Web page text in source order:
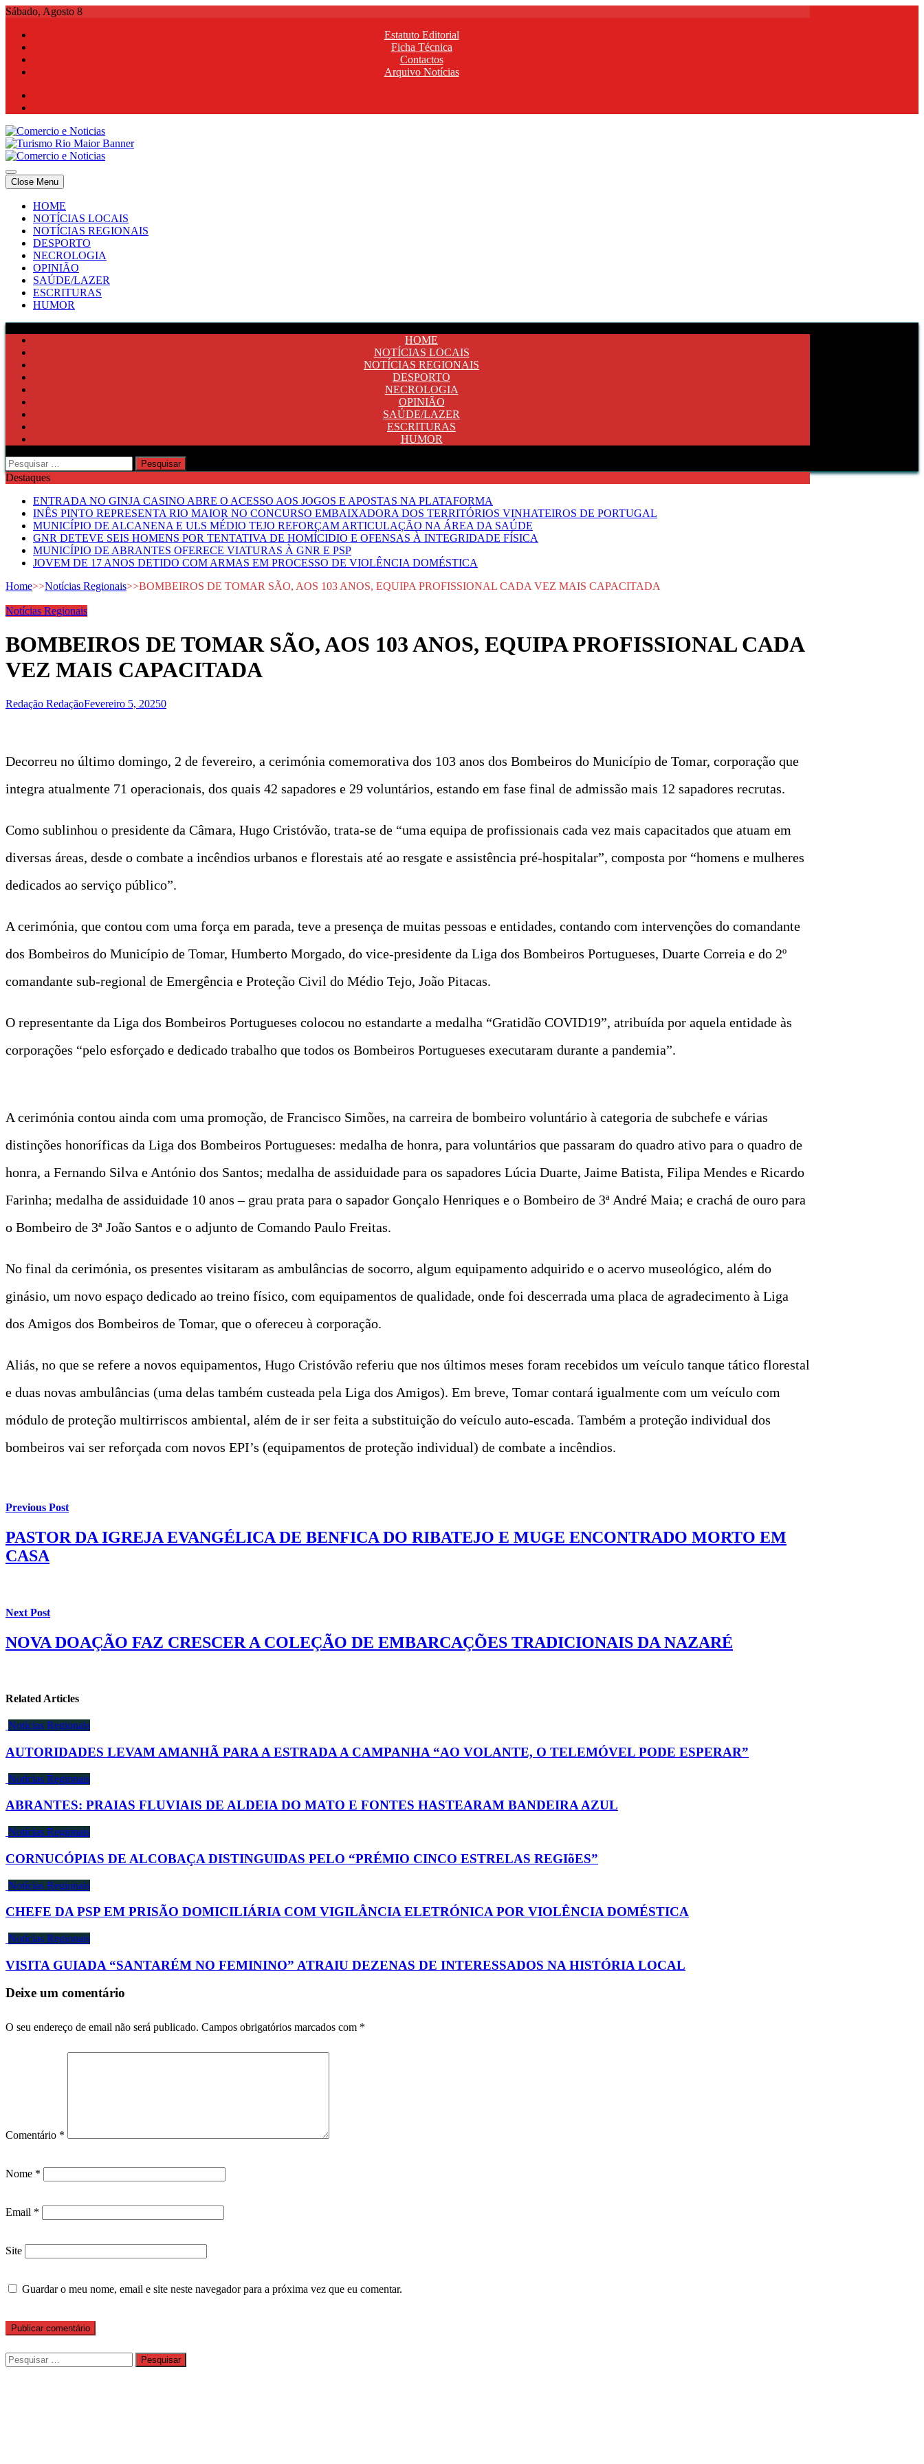
Skip
content
Sábado, Agosto 8
Estatuto Editorial
Ficha Técnica
Contactos
Arquivo Notícias
Comercio e Noticias
Notícias e Publicidade Online
Comercio e Noticias
Notícias e Publicidade Online
Close Menu
HOME
NOTÍCIAS LOCAIS
NOTÍCIAS REGIONAIS
DESPORTO
NECROLOGIA
OPINIÃO
SAÚDE/LAZER
ESCRITURAS
HUMOR
HOME
NOTÍCIAS LOCAIS
NOTÍCIAS REGIONAIS
DESPORTO
NECROLOGIA
OPINIÃO
SAÚDE/LAZER
ESCRITURAS
HUMOR
Pesquisar
por:
Destaques
ENTRADA NO GINJA CASINO ABRE O ACESSO AOS JOGOS E APOSTAS NA PLATAFORMA
INÊS PINTO REPRESENTA RIO MAIOR NO CONCURSO EMBAIXADORA DOS TERRITÓRIOS VINHATEIROS DE PORTUGAL
MUNICÍPIO DE ALCANENA E ULS MÉDIO TEJO REFORÇAM ARTICULAÇÃO NA ÁREA DA SAÚDE
GNR DETEVE SEIS HOMENS POR TENTATIVA DE HOMÍCIDIO E OFENSAS À INTEGRIDADE FÍSICA
MUNICÍPIO DE ABRANTES OFERECE VIATURAS À GNR E PSP
JOVEM DE 17 ANOS DETIDO COM ARMAS EM PROCESSO DE VIOLÊNCIA DOMÉSTICA
Home>>Notícias Regionais>>BOMBEIROS DE TOMAR SÃO, AOS 103 ANOS, EQUIPA PROFISSIONAL CADA VEZ MAIS CAPACITADA
Notícias Regionais
BOMBEIROS DE TOMAR SÃO, AOS 103 ANOS, EQUIPA PROFISSIONAL CADA
VEZ MAIS CAPACITADA
Redação RedaçãoFevereiro 5, 20250
Decorreu no último domingo, 2 de fevereiro, a cerimónia comemorativa dos 103 anos dos Bombeiros do Município de Tomar, corporação que
integra atualmente 71 operacionais, dos quais 42 sapadores e 29 voluntários, estando em fase final de admissão mais 12 sapadores recrutas.
Como sublinhou o presidente da Câmara, Hugo Cristóvão, trata-se de “uma equipa de profissionais cada vez mais capacitados que atuam em
diversas áreas, desde o combate a incêndios urbanos e florestais até ao resgate e assistência pré-hospitalar”, composta por “homens e mulheres
dedicados ao serviço público”.
A cerimónia, que contou com uma força em parada, teve a presença de muitas pessoas e entidades, contando com intervenções do comandante
dos Bombeiros do Município de Tomar, Humberto Morgado, do vice-presidente da Liga dos Bombeiros Portugueses, Duarte Correia e do 2º
comandante sub-regional de Emergência e Proteção Civil do Médio Tejo, João Pitacas.
O representante da Liga dos Bombeiros Portugueses colocou no estandarte a medalha “Gratidão COVID19”, atribuída por aquela entidade às
corporações “pelo esforçado e dedicado trabalho que todos os Bombeiros Portugueses executaram durante a pandemia”.
A cerimónia contou ainda com uma promoção, de Francisco Simões, na carreira de bombeiro voluntário à categoria de subchefe e várias
distinções honoríficas da Liga dos Bombeiros Portugueses: medalha de honra, para voluntários que passaram do quadro ativo para o quadro de
honra, a Fernando Silva e António dos Santos; medalha de assiduidade para os sapadores Lúcia Duarte, Jaime Batista, Filipa Mendes e Ricardo
Farinha; medalha de assiduidade 10 anos – grau prata para o sapador Gonçalo Henriques e o Bombeiro de 3ª André Maia; e crachá de ouro para
o Bombeiro de 3ª João Santos e o adjunto de Comando Paulo Freitas.
No final da cerimónia, os presentes visitaram as ambulâncias de socorro, algum equipamento adquirido e o acervo museológico, além do
ginásio, um novo espaço dedicado ao treino físico, com equipamentos de qualidade, onde foi descerrada uma placa de agradecimento à Liga
dos Amigos dos Bombeiros de Tomar, que o ofereceu à corporação.
Aliás, no que se refere a novos equipamentos, Hugo Cristóvão referiu que nos últimos meses foram recebidos um veículo tanque tático florestal
e duas novas ambulâncias (uma delas também custeada pela Liga dos Amigos). Em breve, Tomar contará igualmente com um veículo com
módulo de proteção multirriscos ambiental, além de ir ser feita a substituição do veículo auto-escada. Também a proteção individual dos
bombeiros vai ser reforçada com novos EPI’s (equipamentos de proteção individual) de combate a incêndios.
Previous Post
PASTOR DA IGREJA EVANGÉLICA DE BENFICA DO RIBATEJO E MUGE ENCONTRADO MORTO EM
CASA
Next Post
NOVA DOAÇÃO FAZ CRESCER A COLEÇÃO DE EMBARCAÇÕES TRADICIONAIS DA NAZARÉ
Related Articles
Notícias Regionais
AUTORIDADES LEVAM AMANHÃ PARA A ESTRADA A CAMPANHA “AO VOLANTE, O TELEMÓVEL PODE ESPERAR”
Notícias Regionais
ABRANTES: PRAIAS FLUVIAIS DE ALDEIA DO MATO E FONTES HASTEARAM BANDEIRA AZUL
Notícias Regionais
CORNUCÓPIAS DE ALCOBAÇA DISTINGUIDAS PELO “PRÉMIO CINCO ESTRELAS REGIõES”
Notícias Regionais
CHEFE DA PSP EM PRISÃO DOMICILIÁRIA COM VIGILÂNCIA ELETRÓNICA POR VIOLÊNCIA DOMÉSTICA
Notícias Regionais
VISITA GUIADA “SANTARÉM NO FEMININO” ATRAIU DEZENAS DE INTERESSADOS NA HISTÓRIA LOCAL
Deixe um comentário
O seu endereço de email não será publicado. Campos obrigatórios marcados com *
Comentário *
Nome *
Email *
Site
Guardar o meu nome, email e site neste navegador para a próxima vez que eu comentar.
Pesquisar
por: